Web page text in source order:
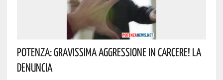
Potenza: Gravissima Aggressione In Carcere! La
Denuncia